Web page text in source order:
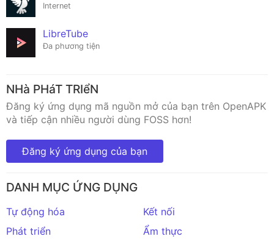
Internet
LibreTube
Đa phương tiện
NHà PHáT TRIểN
Đăng ký ứng dụng mã nguồn mở của bạn trên OpenAPK
và tiếp cận nhiều người dùng FOSS hơn!
Đăng ký ứng dụng của bạn
DANH MỤC ỨNG DỤNG
Tự động hóa
Kết nối
Phát triển
Ẩm thực